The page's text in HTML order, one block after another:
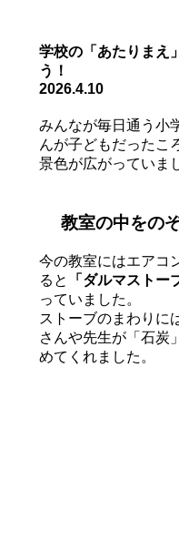
学校の「あたりまえ
う！
2026.4.10
みんなが毎日通う小
んが子どもだったこ
景色が広がっていま
教室の中をの
今の教室にはエアコ
ると
「ダルマストー
っていました。
ストーブのまわりに
さんや先生が「石炭
めてくれました。